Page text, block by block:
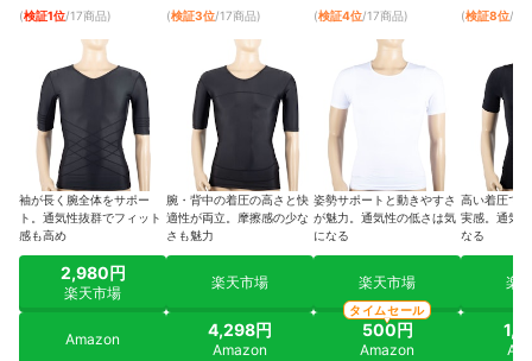
(検証1位/17商品)
袖が長く腕全体をサポー
ト。通気性抜群でフィット
感も高め
2,980円
楽天市場
Amazon
(検証3位/17商品)
腕・背中の着圧の高さと快
適性が両立。摩擦感の少な
さも魅力
楽天市場
4,298円
Amazon
(検証4位/17商品)
姿勢サポートと動きやすさ
が魅力。通気性の低さは気
になる
楽天市場
500円
Amazon
タイムセール
(検証8位/17
高い着圧で
実感。通気
なる
楽